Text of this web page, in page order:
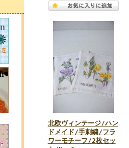
北欧ヴィンテージ/ハン
ドメイド/手刺繍/フラ
ワーモチーフ/2枚セッ